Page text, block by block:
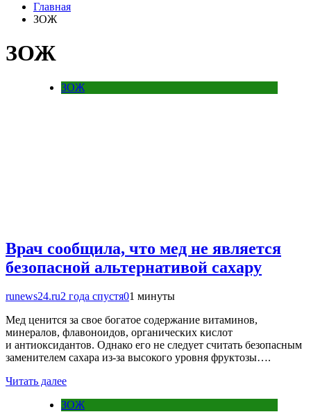
Главная
ЗОЖ
ЗОЖ
ЗОЖ
Врач сообщила, что мед не является
безопасной альтернативой сахару
runews24.ru2 года спустя01 минуты
Мед ценится за свое богатое содержание витаминов,
минералов, флавоноидов, органических кислот
и антиоксидантов. Однако его не следует считать безопасным
заменителем сахара из-за высокого уровня фруктозы….
Читать далее
ЗОЖ